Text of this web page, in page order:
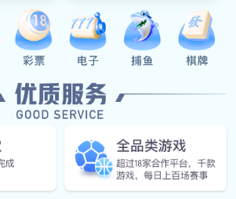
的高端装备工业软件login_亿万28·(官方)
览 会中国国际航空航天博览会，简称中
以实物展示、贸易洽谈、学术交流和飞行
际性专业航空航天展览会。- RAINFE...